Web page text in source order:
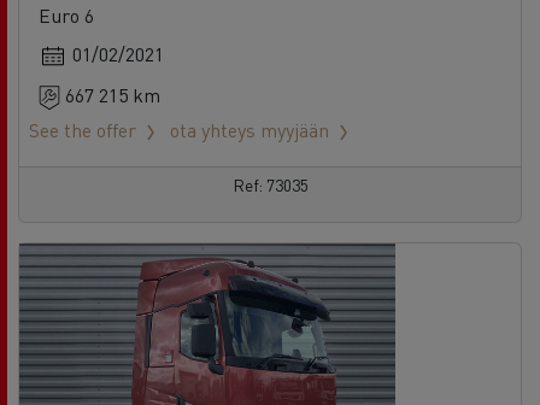
Euro 6
01/02/2021
667 215 km
See the offer
ota yhteys myyjään
Ref: 73035